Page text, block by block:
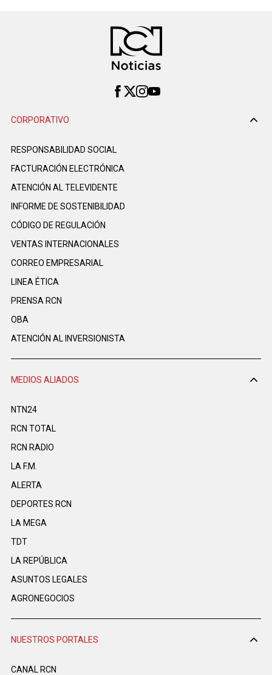
CORPORATIVO
RESPONSABILIDAD SOCIAL
FACTURACIÓN ELECTRÓNICA
ATENCIÓN AL TELEVIDENTE
INFORME DE SOSTENIBILIDAD
CÓDIGO DE REGULACIÓN
VENTAS INTERNACIONALES
CORREO EMPRESARIAL
LINEA ÉTICA
PRENSA RCN
OBA
ATENCIÓN AL INVERSIONISTA
MEDIOS ALIADOS
NTN24
RCN TOTAL
RCN RADIO
LA F.M.
ALERTA
DEPORTES RCN
LA MEGA
TDT
LA REPÚBLICA
ASUNTOS LEGALES
AGRONEGOCIOS
NUESTROS PORTALES
CANAL RCN